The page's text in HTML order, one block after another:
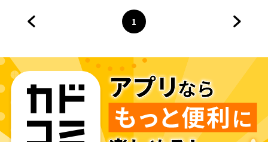
ページ
1
へ